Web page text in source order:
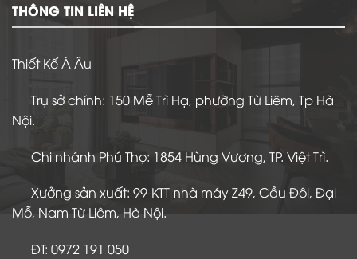
THÔNG TIN LIÊN HỆ
Thiết Kế Á Âu
Trụ sở chính: 150 Mễ Trì Hạ, phường Từ Liêm, Tp Hà
Nội.
Chi nhánh Phú Thọ: 1854 Hùng Vương, TP. Việt Trì.
Xưởng sản xuất: 99-KTT nhà máy Z49, Cầu Đôi, Đại
Mỗ, Nam Từ Liêm, Hà Nội.
ĐT: 0972 191 050